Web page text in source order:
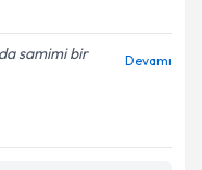
samimi bir
Devamı